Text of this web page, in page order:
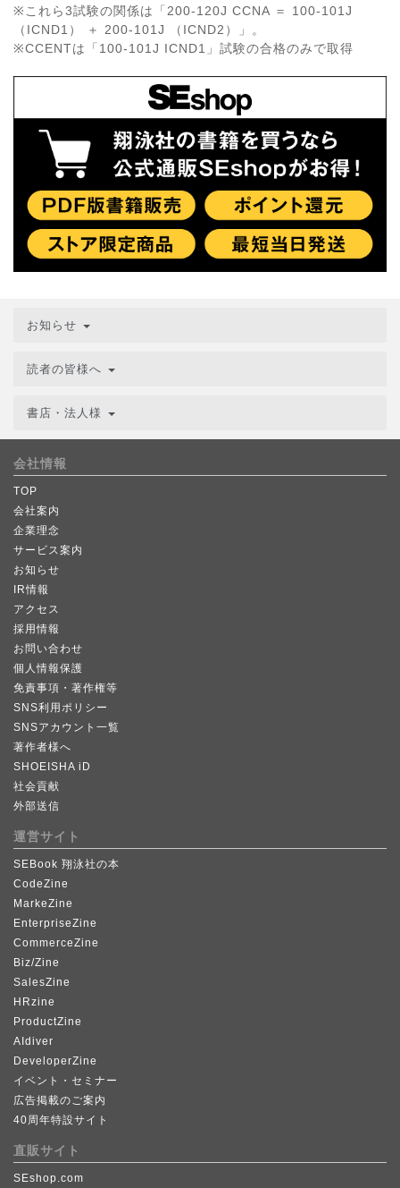
※これら3試験の関係は「200-120J CCNA ＝ 100-101J
（ICND1） ＋ 200-101J （ICND2）」。
※CCENTは「100-101J ICND1」試験の合格のみで取得
お知らせ
読者の皆様へ
書店・法人様
会社情報
TOP
会社案内
企業理念
サービス案内
お知らせ
IR情報
アクセス
採用情報
お問い合わせ
個人情報保護
免責事項・著作権等
SNS利用ポリシー
SNSアカウント一覧
著作者様へ
SHOEISHA iD
社会貢献
外部送信
運営サイト
SEBook 翔泳社の本
CodeZine
MarkeZine
EnterpriseZine
CommerceZine
Biz/Zine
SalesZine
HRzine
ProductZine
AIdiver
DeveloperZine
イベント・セミナー
広告掲載のご案内
40周年特設サイト
直販サイト
SEshop.com